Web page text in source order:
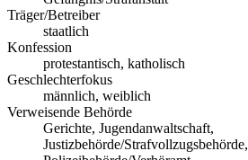
Träger/Betreiber
staatlich
Konfession
protestantisch, katholisch
Geschlechterfokus
männlich, weiblich
Verweisende Behörde
Gerichte, Jugendanwaltschaft,
Justizbehörde/Strafvollzugsbehörde,